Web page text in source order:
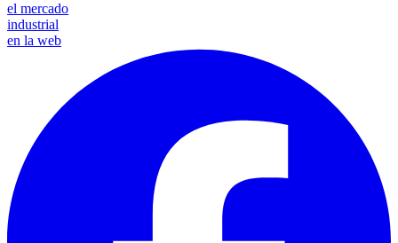
el mercado
industrial
en la web